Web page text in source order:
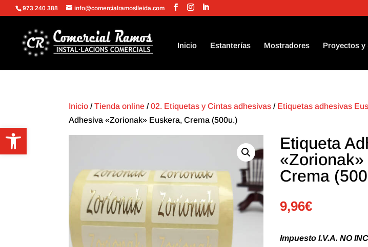
Abrir barra de herramientas
973 240 388 info@comercialramoslleida.com
Inicio Estanterías Mostradores Proyectos y
Inicio /Tienda online /02. Etiquetas y Cintas adhesivas / Etiquetas adhesivas
Adhesiva «Zorionak» Euskera, Crema (500u.)
Etiqueta
Crema
9,96€
Impuesto I.V.A. NO